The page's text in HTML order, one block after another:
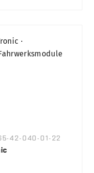
42-040-01-22